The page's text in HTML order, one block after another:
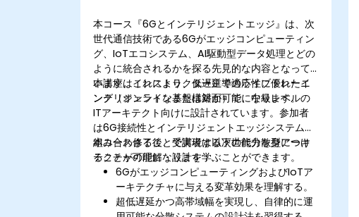
本コース『6Gとインテリジェントエッジ』は、次
世代通信技術である6Gがエッジコンピューティン
グ、IoTエコシステム、AI駆動型データ処理とどの
ように統合されるかを探る先見的な内容となって
います。これにより、低遅延で適応性に優れたイ
ンテリジェントな基盤構築が可能になります。
本講座はインストラクター主導のライブトレーニ
ング（オンラインまたは対面）で、中級レベルの
ITアーキテクト向けに設計されています。参加者
は6G接続性とインテリジェントエッジシステムが
組み合わさることで実現する次世代分散型アーキ
テクチャの理解・設計を学ぶことができます。
本コース修了後、受講者は以下の能力を身につけ
ることが可能になります：
6GがエッジコンピューティングおよびIoTア
ーキテクチャに与える変革効果を理解する。
超低遅延かつ高帯域幅を実現し、自律的に運